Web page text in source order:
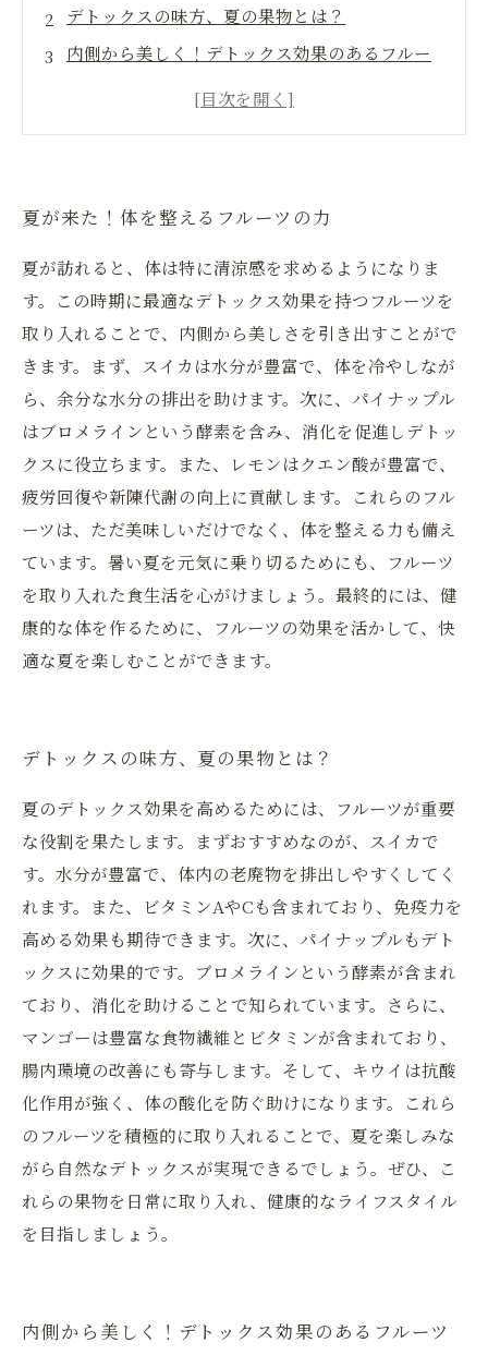
デトックスの味方、夏の果物とは？
内側から美しく！デトックス効果のあるフルー
を楽しもう
美しさを内側から！夏のデトックスフルーツで
健康生活を
夏が来た！体を整えるフルーツの力
夏が訪れると、体は特に清涼感を求めるようになりま
す。この時期に最適なデトックス効果を持つフルーツを
取り入れることで、内側から美しさを引き出すことがで
きます。まず、スイカは水分が豊富で、体を冷やしなが
ら、余分な水分の排出を助けます。次に、パイナップル
はブロメラインという酵素を含み、消化を促進しデトッ
クスに役立ちます。また、レモンはクエン酸が豊富で、
疲労回復や新陳代謝の向上に貢献します。これらのフル
ーツは、ただ美味しいだけでなく、体を整える力も備え
ています。暑い夏を元気に乗り切るためにも、フルーツ
を取り入れた食生活を心がけましょう。最終的には、健
康的な体を作るために、フルーツの効果を活かして、快
適な夏を楽しむことができます。
デトックスの味方、夏の果物とは？
夏のデトックス効果を高めるためには、フルーツが重要
な役割を果たします。まずおすすめなのが、スイカで
す。水分が豊富で、体内の老廃物を排出しやすくしてく
れます。また、ビタミンAやCも含まれており、免疫力を
高める効果も期待できます。次に、パイナップルもデト
ックスに効果的です。ブロメラインという酵素が含まれ
ており、消化を助けることで知られています。さらに、
マンゴーは豊富な食物繊維とビタミンが含まれており、
腸内環境の改善にも寄与します。そして、キウイは抗酸
化作用が強く、体の酸化を防ぐ助けになります。これら
のフルーツを積極的に取り入れることで、夏を楽しみな
がら自然なデトックスが実現できるでしょう。ぜひ、こ
れらの果物を日常に取り入れ、健康的なライフスタイル
を目指しましょう。
内側から美しく！デトックス効果のあるフルーツ